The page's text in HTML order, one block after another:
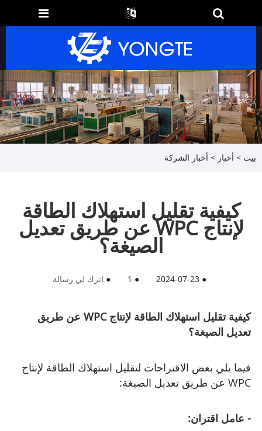
بيت > أخبار > أخبار الشركة
كيفية تقليل استهلاك الطاقة
لإنتاج WPC عن طريق تعديل
الصيغة؟
●
2024-07-23
●
1
● اترك لي رسالة
كيفية تقليل استهلاك الطاقة لإنتاج WPC عن طريق
تعديل الصيغة؟
فيما يلي بعض الاقتراحات لتقليل استهلاك الطاقة لإنتاج
WPC عن طريق تعديل الصيغة:
- عامل اقتران: